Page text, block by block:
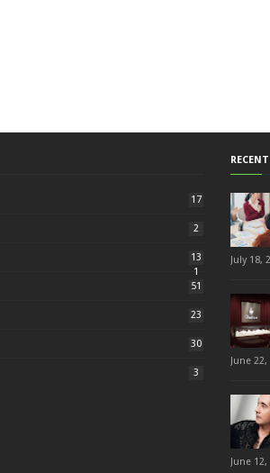
17
2
13
1
51
23
30
3
July 18,
June 22,
June 12,